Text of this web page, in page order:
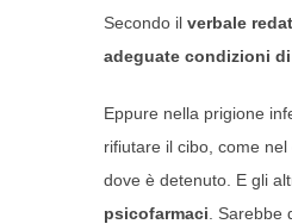
Secondo il verbale
adeguate condizioni
Eppure nella prigione
rifiutare il cibo, come nel
dove è detenuto. E gli
psicofarmaci .